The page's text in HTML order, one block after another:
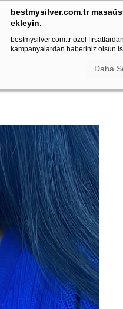
bestmysilver.com.tr
ekleyin.
bestmysilver.com.tr özel
kampanyalardan haberiniz olsun
Daha